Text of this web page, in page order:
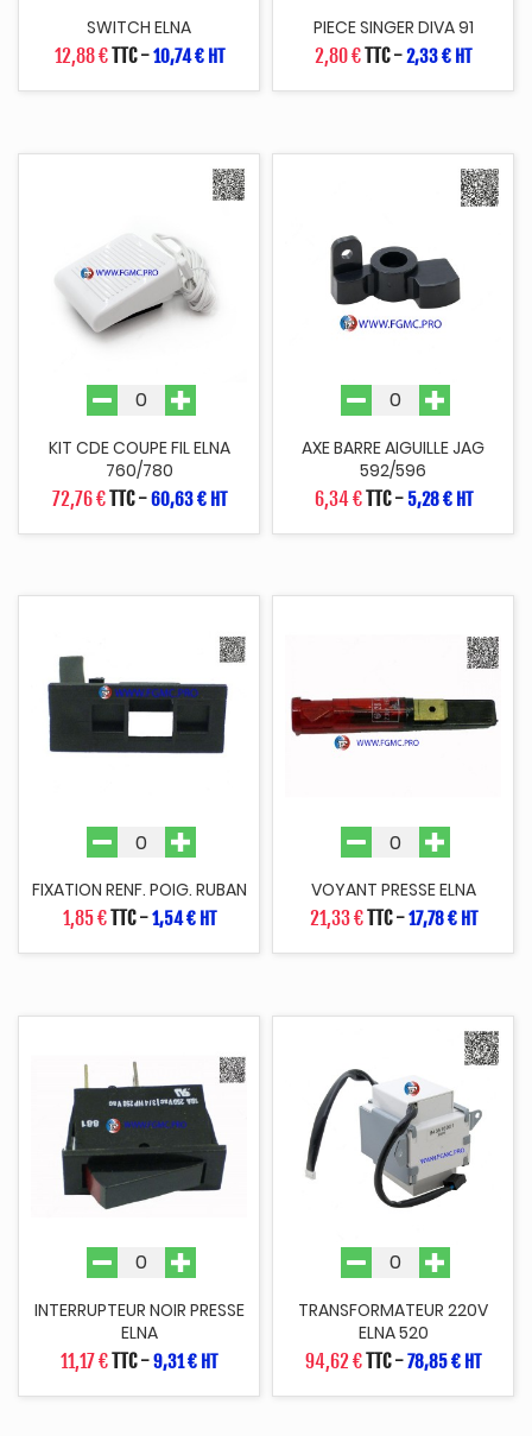
SWITCH ELNA
12,88 €TTC-10,74 € HT
PIECE SINGER DIVA 91
2,80 €TTC-2,33 € HT
KIT CDE COUPE FIL ELNA
760/780
72,76 €TTC-60,63 € HT
AXE BARRE AIGUILLE JAG
592/596
6,34 €TTC- 5,28 € HT
FIXATION RENF. POIG. RUBAN
1,85 €TTC-1,54 € HT
VOYANT PRESSE ELNA
21,33 €TTC-17,78 € HT
INTERRUPTEUR NOIR PRESSE
ELNA
11,17 €TTC-9,31 € HT
TRANSFORMATEUR 220V
ELNA 520
94,62 €TTC-78,85 € HT